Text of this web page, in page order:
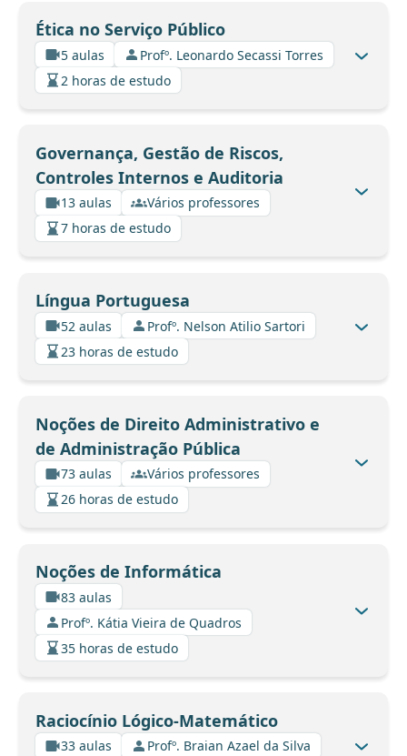
Ética no Serviço Público
5 aulas
Profº. Leonardo Secassi Torres
2 horas de estudo
Governança, Gestão de Riscos,
Controles Internos e Auditoria
13 aulas
Vários professores
7 horas de estudo
Língua Portuguesa
52 aulas
Profº. Nelson Atilio Sartori
23 horas de estudo
Noções de Direito Administrativo e
de Administração Pública
73 aulas
Vários professores
26 horas de estudo
Noções de Informática
83 aulas
Profº. Kátia Vieira de Quadros
35 horas de estudo
Raciocínio Lógico-Matemático
33 aulas
Profº. Braian Azael da Silva